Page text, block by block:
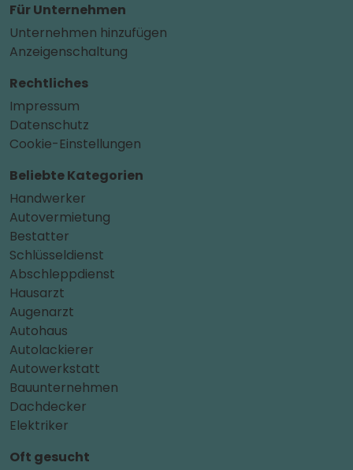
Für Unternehmen
Unternehmen hinzufügen
Anzeigenschaltung
Rechtliches
Impressum
Datenschutz
Cookie-Einstellungen
Beliebte Kategorien
Handwerker
Autovermietung
Bestatter
Schlüsseldienst
Abschleppdienst
Hausarzt
Augenarzt
Autohaus
Autolackierer
Autowerkstatt
Bauunternehmen
Dachdecker
Elektriker
Oft gesucht